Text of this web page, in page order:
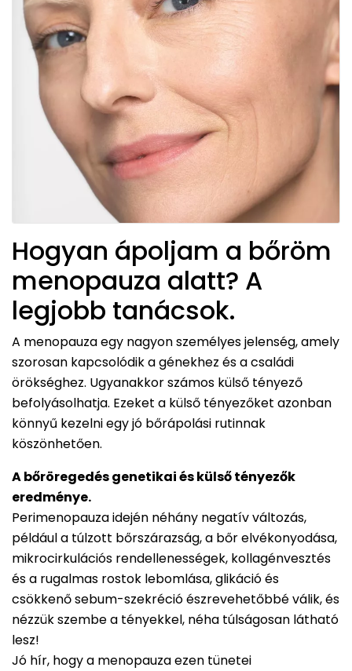
Hogyan ápoljam a bőröm
menopauza alatt? A
legjobb tanácsok.
A menopauza egy nagyon személyes jelenség, amely
szorosan kapcsolódik a génekhez és a családi
örökséghez. Ugyanakkor számos külső tényező
befolyásolhatja. Ezeket a külső tényezőket azonban
könnyű kezelni egy jó bőrápolási rutinnak
köszönhetően.
A bőröregedés genetikai és külső tényezők
eredménye.
Perimenopauza idején néhány negatív változás,
például a túlzott bőrszárazság, a bőr elvékonyodása,
mikrocirkulációs rendellenességek, kollagénvesztés
és a rugalmas rostok lebomlása, glikáció és
csökkenő sebum-szekréció észrevehetőbbé válik, és
nézzük szembe a tényekkel, néha túlságosan látható
lesz!
Jó hír, hogy a menopauza ezen tünetei